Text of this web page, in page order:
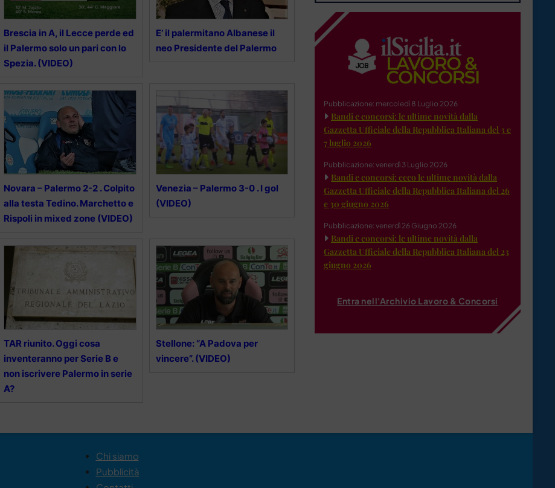
Brescia in A, il Lecce perde ed
il Palermo solo un pari con lo
Spezia. (VIDEO)
E’ il palermitano Albanese il
neo Presidente del Palermo
Novara – Palermo 2-2 . Colpito
alla testa Tedino. Marchetto e
Rispoli in mixed zone (VIDEO)
Venezia – Palermo 3-0 . I gol
(VIDEO)
TAR riunito. Oggi cosa
inventeranno per Serie B e
non iscrivere Palermo in serie
A?
Stellone: “A Padova per
vincere”. (VIDEO)
Pubblicazione: mercoledì 8 Luglio 2026
Bandi e concorsi: le ultime novità dalla
Gazzetta Ufficiale della Repubblica Italiana del 3 e
7 luglio 2026
Pubblicazione: venerdì 3 Luglio 2026
Bandi e concorsi: ecco le ultime novità dalla
Gazzetta Ufficiale della Repubblica Italiana del 26
e 30 giugno 2026
Pubblicazione: venerdì 26 Giugno 2026
Bandi e concorsi: le ultime novità dalla
Gazzetta Ufficiale della Repubblica Italiana del 23
giugno 2026
Entra nell'Archivio Lavoro & Concorsi
Chi siamo
Pubblicità